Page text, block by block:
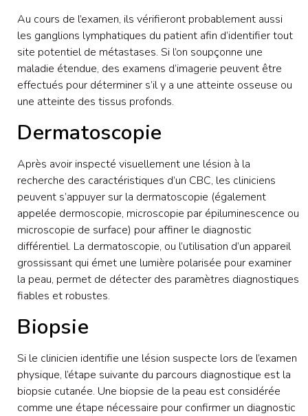
Au cours de l’examen, ils vérifieront probablement aussi
les ganglions lymphatiques du patient afin d’identifier tout
site potentiel de métastases. Si l’on soupçonne une
maladie étendue, des examens d’imagerie peuvent être
effectués pour déterminer s’il y a une atteinte osseuse ou
une atteinte des tissus profonds.
Dermatoscopie
Après avoir inspecté visuellement une lésion à la
recherche des caractéristiques d’un CBC, les cliniciens
peuvent s’appuyer sur la dermatoscopie (également
appelée dermoscopie, microscopie par épiluminescence ou
microscopie de surface) pour affiner le diagnostic
différentiel. La dermatoscopie, ou l’utilisation d’un appareil
grossissant qui émet une lumière polarisée pour examiner
la peau, permet de détecter des paramètres diagnostiques
fiables et robustes.
Biopsie
Si le clinicien identifie une lésion suspecte lors de l’examen
physique, l’étape suivante du parcours diagnostique est la
biopsie cutanée. Une biopsie de la peau est considérée
comme une étape nécessaire pour confirmer un diagnostic